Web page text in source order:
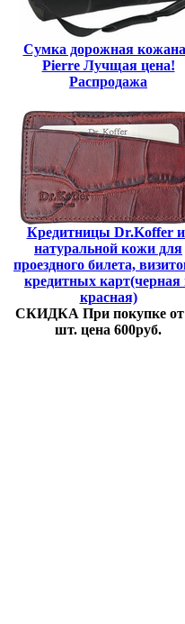
Сумка дорожная
Pierre Лучщая цена!
Распродажа
Кредитницы Dr.Koffer
натуральной кожи для
проездного билета,
кредитных карт(черная
красная)
СКИДКА При покупке от
шт. цена 600руб.